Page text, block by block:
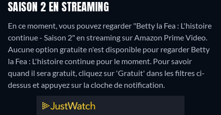
SAISON 2 EN STREAMING
En ce moment, vous pouvez regarder "Betty la Fea : L'histoire
continue - Saison 2" en streaming sur Amazon Prime Video.
Aucune option gratuite n'est disponible pour regarder Betty
la Fea : L'histoire continue pour le moment. Pour savoir
quand il sera gratuit, cliquez sur 'Gratuit' dans les filtres ci-
dessus et appuyez sur la cloche de notification.